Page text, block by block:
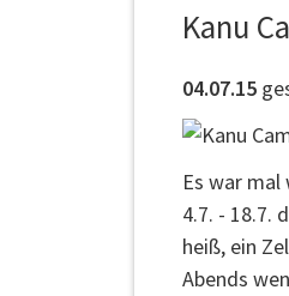
Kanu
04.07.15
Es war
4.7. - 18.7.
heiß, ein
Abends